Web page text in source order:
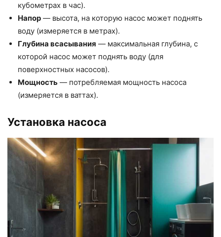
кубометрах в час).
Напор — высота, на которую насос может поднять
воду (измеряется в метрах).
Глубина всасывания — максимальная глубина, с
которой насос может поднять воду (для
поверхностных насосов).
Мощность — потребляемая мощность насоса
(измеряется в ваттах).
Установка насоса